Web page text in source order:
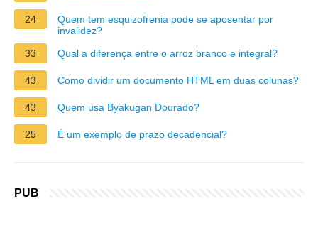
24
Quem tem esquizofrenia pode se aposentar por
invalidez?
33
Qual a diferença entre o arroz branco e integral?
43 Como dividir um documento HTML em duas colunas?
43 Quem usa Byakugan Dourado?
25 É um exemplo de prazo decadencial?
PUB